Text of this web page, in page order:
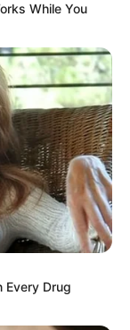
While You
Every Drug